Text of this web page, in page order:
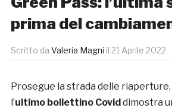
prima del
Scritto da Valeria Magni il 21 Aprile 2022
Prosegue la strada delle
l’ultimo bollettino Coviddimostra